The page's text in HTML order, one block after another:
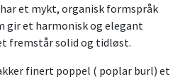
et mykt, organisk formspråk
gir et harmonisk og elegant
fremstår solid og tidløst.
finert poppel ( poplar burl) et